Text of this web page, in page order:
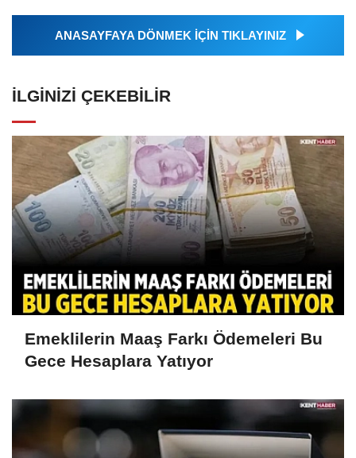
ANASAYFAYA DÖNMEK İÇİN TIKLAYINIZ
İLGINIZI ÇEKEBILIR
Emeklilerin Maaş Farkı Ödemeleri Bu
Gece Hesaplara Yatıyor